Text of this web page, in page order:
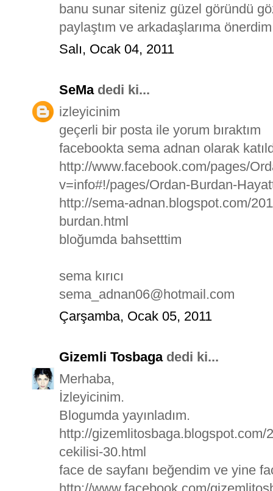
banu sunar siteniz güzel göründü
paylaştım ve arkadaşlarıma
Salı, Ocak 04, 2011
SeMadedi ki...
izleyicinim
geçerli bir posta ile yorum bıraktım
facebookta sema adnan olarak
http://www.facebook.com/pages/
v=info#!/pages/Ordan-Burdan-
http://sema-adnan.blogspot.com/
burdan.html
bloğumda bahsetttim
sema kırıcı
sema_adnan06@hotmail.com
Çarşamba, Ocak 05, 2011
Gizemli Tosbagadedi ki...
Merhaba,
İzleyicinim.
Blogumda yayınladım.
http://
cekilisi-30.html
face de sayfanı beğendim ve yine